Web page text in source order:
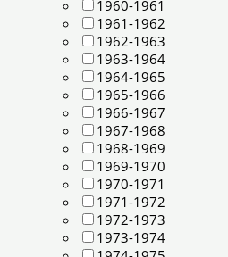
1960-1961
1961-1962
1962-1963
1963-1964
1964-1965
1965-1966
1966-1967
1967-1968
1968-1969
1969-1970
1970-1971
1971-1972
1972-1973
1973-1974